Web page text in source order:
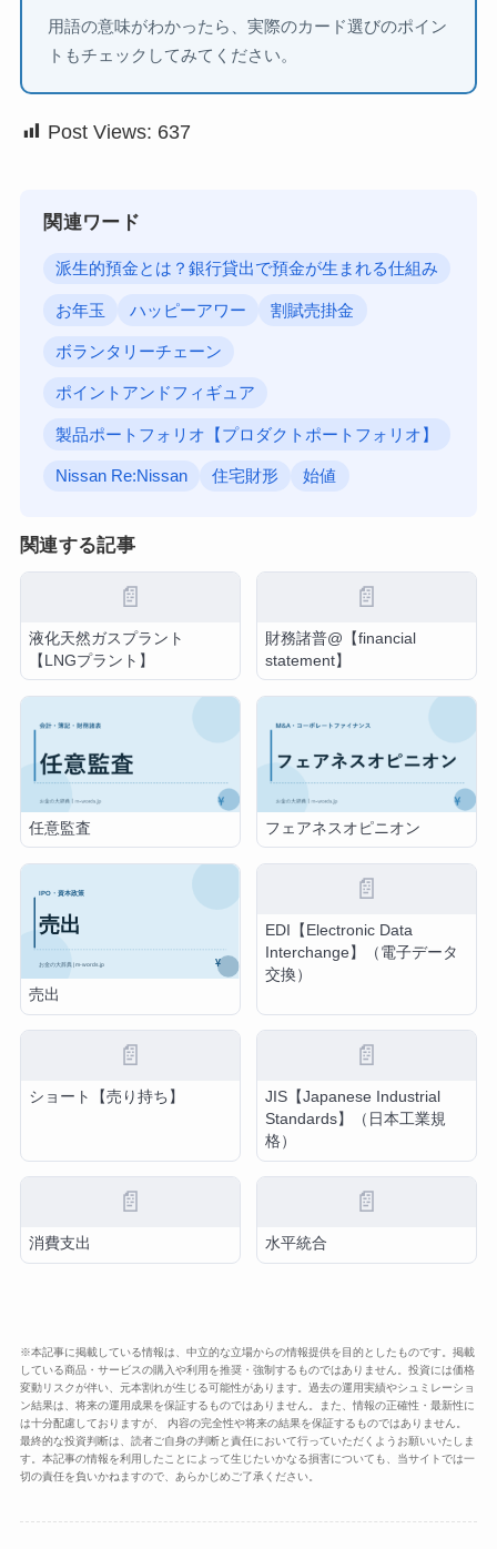
用語の意味がわかったら、実際のカード選びのポイン
トもチェックしてみてください。
Post Views: 637
関連ワード
派生的預金とは？銀行貸出で預金が生まれる仕組み
お年玉 ハッピーアワー 割賦売掛金
ボランタリーチェーン
ポイントアンドフィギュア
製品ポートフォリオ【プロダクトポートフォリオ】
Nissan Re:Nissan 住宅財形 始値
関連する記事
📄
液化天然ガスプラント
【LNGプラント】
📄
財務諸普@【financial
statement】
任意監査 フェアネスオピニオン
売出
📄
EDI【Electronic Data
Interchange】（電子データ
交換）
📄
ショート【売り持ち】
📄
JIS【Japanese Industrial
Standards】（日本工業規
格）
📄
消費支出
📄
水平統合
※本記事に掲載している情報は、中立的な立場からの情報提供を目的としたものです。掲載
している商品・サービスの購入や利用を推奨・強制するものではありません。投資には価格
変動リスクが伴い、元本割れが生じる可能性があります。過去の運用実績やシュミレーショ
ン結果は、将来の運用成果を保証するものではありません。また、情報の正確性・最新性に
は十分配慮しておりますが、 内容の完全性や将来の結果を保証するものではありません。
最終的な投資判断は、読者ご自身の判断と責任において行っていただくようお願いいたしま
す。本記事の情報を利用したことによって生じたいかなる損害についても、当サイトでは一
切の責任を負いかねますので、あらかじめご了承ください。